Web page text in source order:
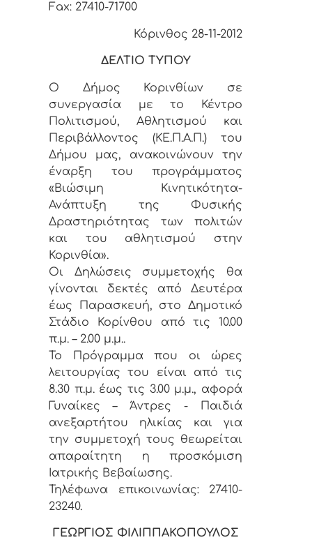
Fax: 27410-71700
Κόρινθος 28-11-2012
ΔΕΛΤΙΟ ΤΥΠΟΥ
Ο Δήμος Κορινθίων σε
συνεργασία με το Κέντρο
Πολιτισμού, Αθλητισμού και
Περιβάλλοντος (ΚΕ.Π.Α.Π.) του
Δήμου μας, ανακοινώνουν την
έναρξη του προγράμματος
«Βιώσιμη Κινητικότητα-
Ανάπτυξη της Φυσικής
Δραστηριότητας των πολιτών
και του αθλητισμού στην
Κορινθία».
Οι Δηλώσεις συμμετοχής θα
γίνονται δεκτές από Δευτέρα
έως Παρασκευή, στο Δημοτικό
Στάδιο Κορίνθου από τις 10.00
π.μ. – 2.00 μ.μ..
Το Πρόγραμμα που οι ώρες
λειτουργίας του είναι από τις
8.30 π.μ. έως τις 3.00 μ.μ., αφορά
Γυναίκες – Άντρες - Παιδιά
ανεξαρτήτου ηλικίας και για
την συμμετοχή τους θεωρείται
απαραίτητη η προσκόμιση
Ιατρικής Βεβαίωσης.
Τηλέφωνα επικοινωνίας: 27410-
23240.
ΓΕΩΡΓΙΟΣ ΦΙΛΙΠΠΑΚΟΠΟΥΛΟΣ